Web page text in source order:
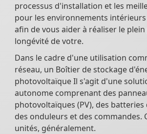
processus d'installation et les
pour les environnements
afin de vous aider à réaliser le
longévité de votre.
Dans le cadre d'une utilisation
réseau, un Boîtier de stockage
photovoltaïque Il s'agit d'une
autonome comprenant des
photovoltaïques (PV), des batteries
des onduleurs et des commandes.
unités, généralement.